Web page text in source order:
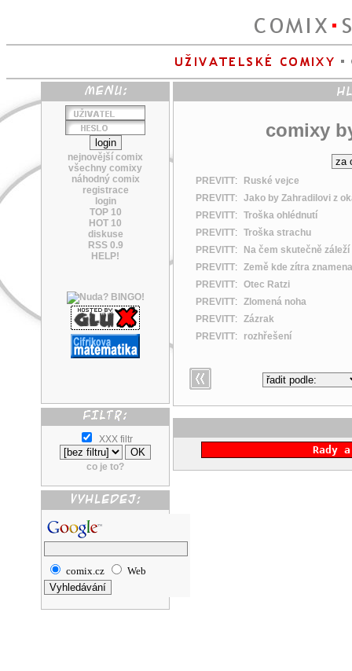
nejnovější comix
všechny comixy
náhodný comix
registrace
login
TOP 10
HOT 10
diskuse
RSS 0.9
HELP!
XXX filtr
co je to?
comix.cz Web
comixy
PREVITT:
Ruské vejce
PREVITT: Jako by Zahradilovi z
PREVITT: Troška ohlédnutí
PREVITT: Troška strachu
PREVITT:
Na čem skutečně záleží
PREVITT: Země kde zítra
PREVITT: Otec Ratzi
PREVITT: Zlomená noha
PREVITT: Zázrak
PREVITT: rozhřešení
Rady